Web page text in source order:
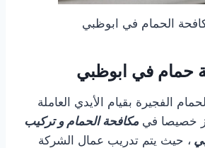
الحمام في ابوظبي
حمام في ابوظبي
الفجيرة بقيام الأيدي العاملة
خصيصا في مكافحة الحمام و تركيب
، حيث يتم تدريب عمال الشركة